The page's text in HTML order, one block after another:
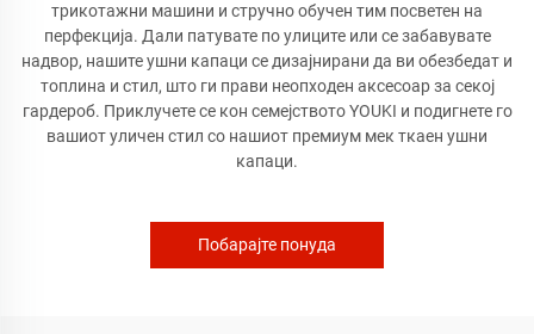
трикотажни машини и стручно обучен тим посветен на
перфекција. Дали патувате по улиците или се забавувате
надвор, нашите ушни капаци се дизајнирани да ви обезбедат и
топлина и стил, што ги прави неопходен аксесоар за секој
гардероб. Приклучете се кон семејството YOUKI и подигнете го
вашиот уличен стил со нашиот премиум мек ткаен ушни
капаци.
Побарајте понуда